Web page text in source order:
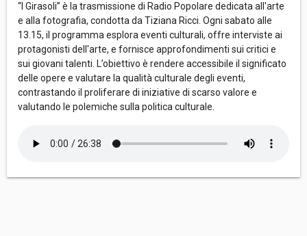
“I Girasoli” è la trasmissione di Radio Popolare dedicata all'arte
e alla fotografia, condotta da Tiziana Ricci. Ogni sabato alle
13.15, il programma esplora eventi culturali, offre interviste ai
protagonisti dell'arte, e fornisce approfondimenti sui critici e
sui giovani talenti. L’obiettivo è rendere accessibile il significato
delle opere e valutare la qualità culturale degli eventi,
contrastando il proliferare di iniziative di scarso valore e
valutando le polemiche sulla politica culturale.